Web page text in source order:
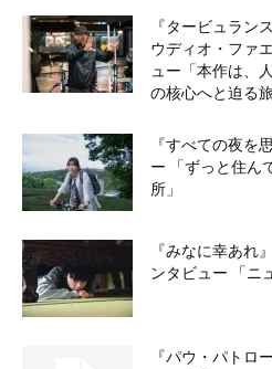
『タービュラン
ウディオ・ファ
ュー「本作は、
の核心へと迫る旅
『すべての夜を
ー 「ずっと住ん
所」
『みなに幸あれ
ンタビュー 「ニ
『パウ・パトロ